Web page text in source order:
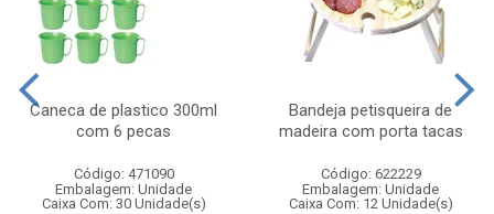
Caneca de plastico 300ml
com 6 pecas
Código: 471090
Embalagem: Unidade
Caixa Com: 30 Unidade(s)
Bandeja petisqueira de
madeira com porta tacas
Código: 622229
Embalagem: Unidade
Caixa Com: 12 Unidade(s)